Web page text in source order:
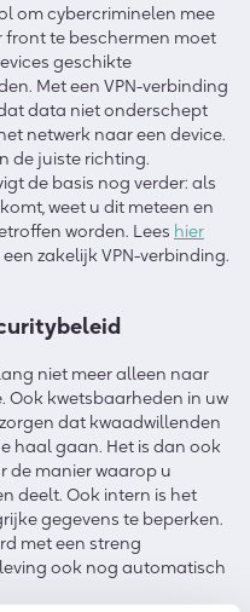
om cybercriminelen mee
front te beschermen moet
geschikte
Met een VPN-verbinding
data niet onderschept
netwerk naar een device.
de juiste richting.
de basis nog verder: als
weet u dit meteen en
worden. Lees hier
zakelijk VPN-verbinding.
niet meer alleen naar
Ook kwetsbaarheden in uw
dat kwaadwillenden
haal gaan. Het is dan ook
de manier waarop u
deelt. Ook intern is het
gegevens te beperken.
met een streng
ook nog automatisch